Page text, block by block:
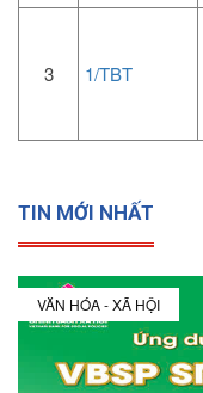
3 1/TBT
TIN MỚI NHẤT
VĂN HÓA - XÃ HỘI